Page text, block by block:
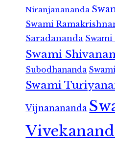
Niranjanananda
Swami
Saradananda Swami
Swami
Subodhananda
Swami
Vijnanananda